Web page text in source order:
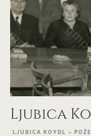
Ljubica
LJUBICA KOYDL –